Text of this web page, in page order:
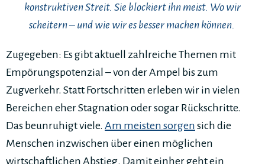
konstruktiven Streit. Sie blockiert ihn meist. Wo wir
scheitern – und wie wir es besser machen können.
Zugegeben: Es gibt aktuell zahlreiche Themen mit
Empörungspotenzial – von der Ampel bis zum
Zugverkehr. Statt Fortschritten erleben wir in vielen
Bereichen eher Stagnation oder sogar Rückschritte.
Das beunruhigt viele. Am meisten sorgen sich die
Menschen inzwischen über einen möglichen
wirtschaftlichen Abstieg. Damit einher geht ein